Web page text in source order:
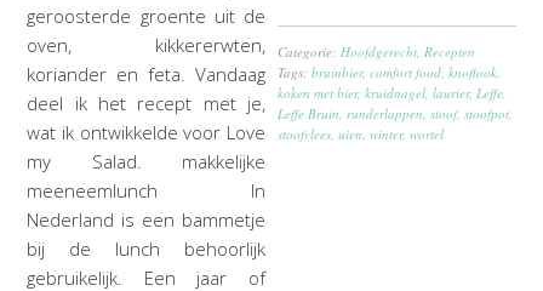
geroosterde groente uit de
oven, kikkererwten,
koriander en feta. Vandaag
deel ik het recept met je,
wat ik ontwikkelde voor Love
my Salad. makkelijke
meeneemlunch In
Nederland is een bammetje
bij de lunch behoorlijk
gebruikelijk. Een jaar of
Categorie: Hoofdgerecht Recepten
Tags:bruinbier,comfort food ,knoflook
koken met bier,kruidnagel ,laurier, Leffe
Leffe Bruin runderlappen ,stoof,stoofpot
stoofvlees ,uien ,winter,wortel